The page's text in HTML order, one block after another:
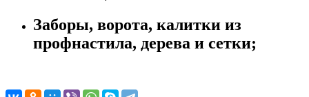
Заборы, ворота, калитки из
профнастила, дерева и сетки;